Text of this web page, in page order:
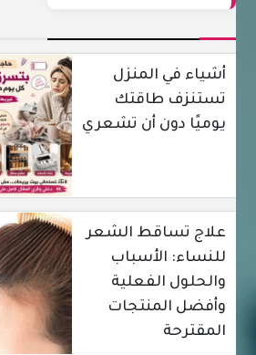
أشياء في المنزل
تستنزف طاقتك
يوميًا دون أن تشعري
علاج تساقط الشعر
للنساء: الأسباب
والحلول الفعلية
وأفضل المنتجات
المقترحة